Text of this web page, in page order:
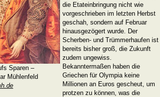
Sparen –
Mühlenfeld
die Etateinbringung nicht wie
vorgeschrieben im letzten Herbst
geschah, sondern auf Februar
hinausgezögert wurde. Der
Scherben- und Trümmerhaufen ist
bereits bisher groß, die Zukunft
zudem ungewiss.
Bekanntermaßen haben die
Griechen für Olympia keine
Millionen an Euros gescheut, um
protzen zu können, was die